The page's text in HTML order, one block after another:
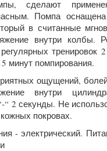
сделают
Помпа
в считанные
внутри колбы.
тренировок
минут помпирования.
ощущений,
внутри
“ 2 секунды. Не
покровах.
- электрический.